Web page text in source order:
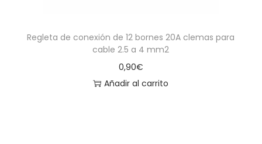
Regleta de conexión de 12 bornes 20A clemas para
cable 2.5 a 4 mm2
0,90€
Añadir al carrito